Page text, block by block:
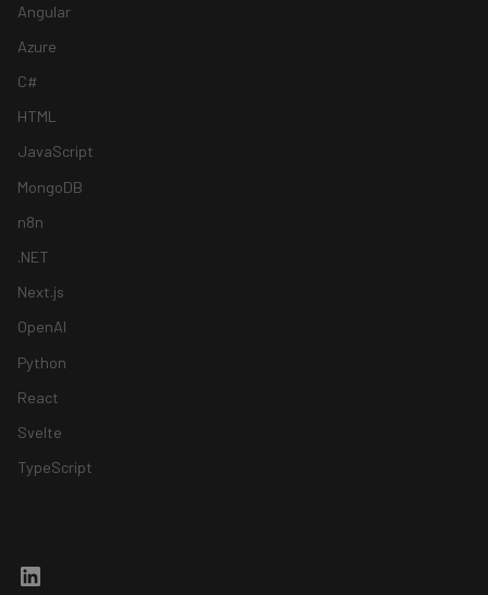
Angular
Azure
C#
HTML
JavaScript
MongoDB
n8n
.NET
Next.js
OpenAI
Python
React
Svelte
TypeScript